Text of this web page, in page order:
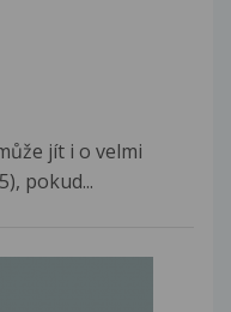
jít i o velmi
pokud...